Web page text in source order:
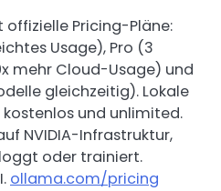
offizielle Pricing-Pläne:
Usage), Pro (3
mehr Cloud-Usage) und
gleichzeitig). Lokale
und unlimited.
NVIDIA-Infrastruktur,
oder trainiert.
ollama.com/pricing